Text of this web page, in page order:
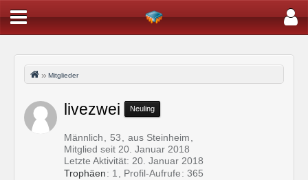
Mitglieder
livezwei Neuling
Männlich 53
aus Steinheim
Mitglied seit 20. Januar 2018
Letzte Aktivität: 20. Januar 2018
Trophäen
1 Profil-Aufrufe 365